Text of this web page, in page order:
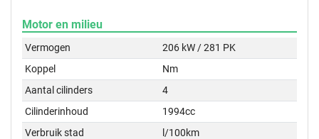
Motor en milieu
Vermogen
206 kW / 281 PK
Koppel
Nm
Aantal cilinders
4
Cilinderinhoud
1994cc
Verbruik stad
l/100km